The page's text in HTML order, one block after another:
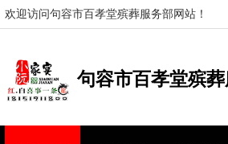
欢迎访问句容市百孝堂殡葬服务部网站！
句容市百孝堂殡